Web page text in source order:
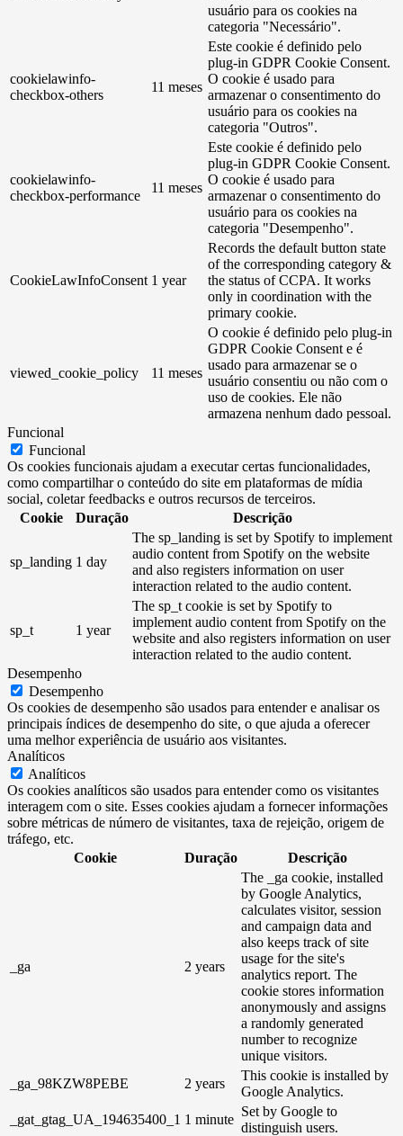
usuário para os cookies na
categoria "Necessário".
cookielawinfo-
checkbox-others
11 meses
Este cookie é definido pelo
plug-in GDPR Cookie Consent.
O cookie é usado para
armazenar o consentimento do
usuário para os cookies na
categoria "Outros".
cookielawinfo-
checkbox-performance
11 meses
Este cookie é definido pelo
plug-in GDPR Cookie Consent.
O cookie é usado para
armazenar o consentimento do
usuário para os cookies na
categoria "Desempenho".
CookieLawInfoConsent 1 year
Records the default button state
of the corresponding category &
the status of CCPA. It works
only in coordination with the
primary cookie.
viewed_cookie_policy 11 meses
O cookie é definido pelo plug-in
GDPR Cookie Consent e é
usado para armazenar se o
usuário consentiu ou não com o
uso de cookies. Ele não
armazena nenhum dado pessoal.
Funcional
Funcional
Os cookies funcionais ajudam a executar certas funcionalidades,
como compartilhar o conteúdo do site em plataformas de mídia
social, coletar feedbacks e outros recursos de terceiros.
Cookie
Duração Descrição
sp_landing 1 day
The sp_landing is set by Spotify to implement
audio content from Spotify on the website
and also registers information on user
interaction related to the audio content.
sp_t 1 year
The sp_t cookie is set by Spotify to
implement audio content from Spotify on the
website and also registers information on user
interaction related to the audio content.
Desempenho
Desempenho
Os cookies de desempenho são usados ​​para entender e analisar os
principais índices de desempenho do site, o que ajuda a oferecer
uma melhor experiência de usuário aos visitantes.
Analíticos
Analíticos
Os cookies analíticos são usados ​​para entender como os visitantes
interagem com o site. Esses cookies ajudam a fornecer informações
sobre métricas de número de visitantes, taxa de rejeição, origem de
tráfego, etc.
Cookie
Duração Descrição
_ga 2 years
The _ga cookie, installed
by Google Analytics,
calculates visitor, session
and campaign data and
also keeps track of site
usage for the site's
analytics report. The
cookie stores information
anonymously and assigns
a randomly generated
number to recognize
unique visitors.
_ga_98KZW8PEBE
2 years
This cookie is installed by
Google Analytics.
_gat_gtag_UA_194635400_1 1 minute
Set by Google to
distinguish users.